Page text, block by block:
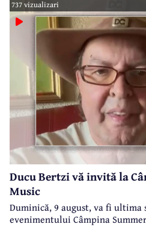
737 vizualizari
Ducu Bertzi vă invită la
Music
Duminică, 9 august, va fi ultima
evenimentului Câmpina